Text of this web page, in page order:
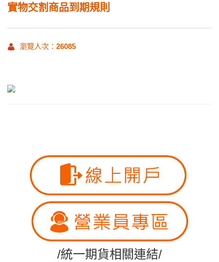
實物交割商品到期規則
瀏覽人次： 26085
/統一期貨相關連結/